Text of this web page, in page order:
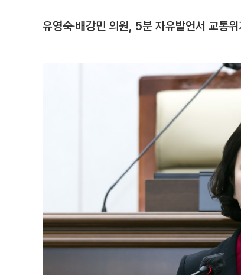
유영숙·배강민 의원, 5분 자유발언서 교